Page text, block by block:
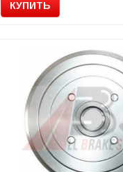
КУПИТЬ